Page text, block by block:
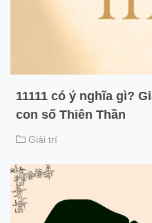
11111 có ý nghĩa gì?
con số Thiên Thần
Giải trí